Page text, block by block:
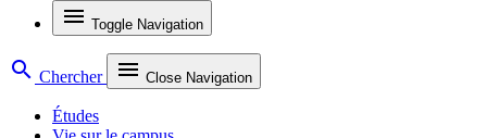
menu Toggle Navigation
search Chercher menu Close Navigation
Études